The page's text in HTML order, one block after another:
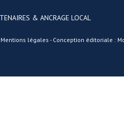
& ANCRAGE LOCAL
Mentions légales - Conception éditoriale :